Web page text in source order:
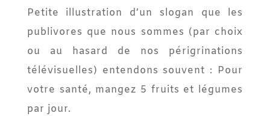
Petite illustration d’un slogan que les
publivores que nous sommes (par choix
ou au hasard de nos périgrinations
télévisuelles) entendons souvent : Pour
votre santé, mangez 5 fruits et légumes
par jour.